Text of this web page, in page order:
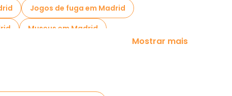
Jogos de fuga em Madrid
Museus em Madrid
em Madrid
Mostrar mais